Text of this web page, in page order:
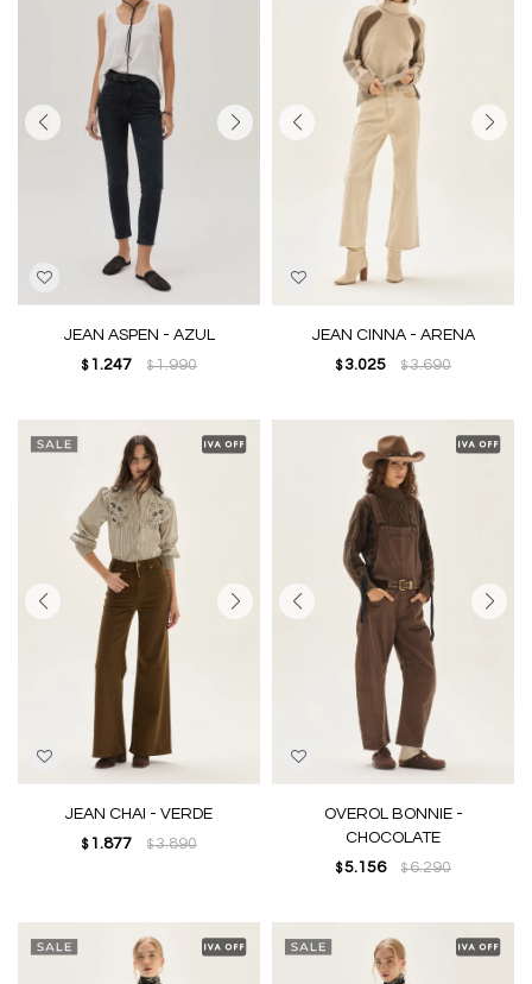
JEAN ASPEN - AZUL
$ 1.247 $1.990
JEAN CINNA - ARENA
$ 3.025 $3.690
JEAN CHAI - VERDE
$ 1.877 $3.890
OVEROL BONNIE -
CHOCOLATE
$ 5.156 $6.290